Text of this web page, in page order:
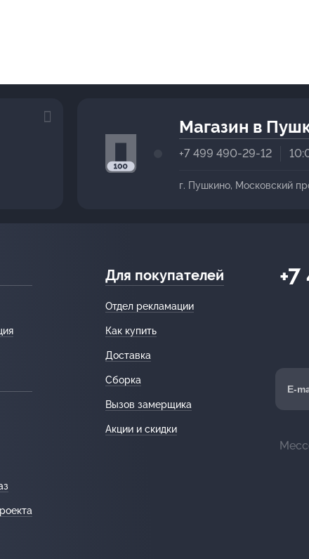
Магазин в
+7 499 490-29-12
г. Пушкино, Московский
Для покупателей
Отдел рекламации
Как купить
Доставка
Сборка
Вызов замерщика
Акции и скидки